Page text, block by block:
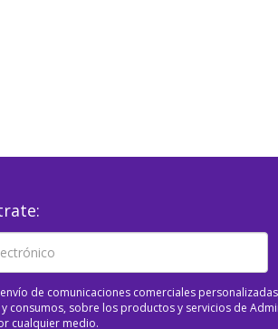
de comunicaciones comerciales
consumos, sobre los productos y servicios de
cualquier medio.